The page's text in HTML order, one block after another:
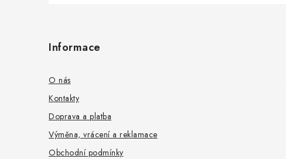
Informace
O nás
Kontakty
Doprava a platba
Výměna, vrácení a reklamace
Obchodní podmínky